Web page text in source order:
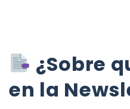
¿Sobre
en la